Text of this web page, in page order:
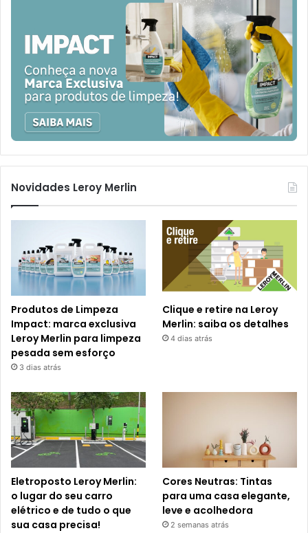
Novidades Leroy Merlin
Produtos de Limpeza
Impact: marca exclusiva
Leroy Merlin para limpeza
pesada sem esforço
3 dias atrás
Clique e retire na Leroy
Merlin: saiba os detalhes
4 dias atrás
Eletroposto Leroy Merlin:
o lugar do seu carro
elétrico e de tudo o que
sua casa precisa!
Cores Neutras: Tintas
para uma casa elegante,
leve e acolhedora
2 semanas atrás